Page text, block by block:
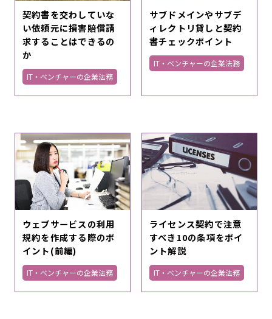
契約書を交わしていな
い依頼元に損害賠償請
求することはできるの
か
IT・ベンチャーの企業法務
サブドメインやサブデ
ィレクトリ貸しと契約
書チェックポイント
IT・ベンチャーの企業法務
ウェブサービスの利用
規約を作成する際のポ
イント(前編)
IT・ベンチャーの企業法務
ライセンス契約で注意
すべき10の条項をポイ
ント解説
IT・ベンチャーの企業法務